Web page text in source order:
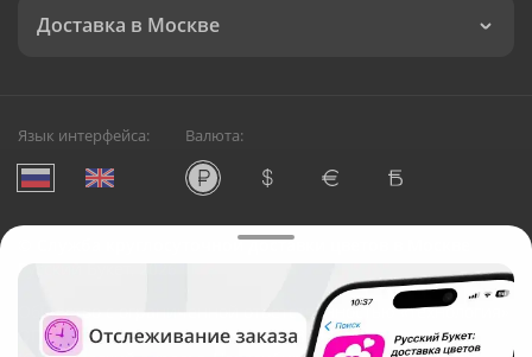
Доставка в Москве
Язык интерфейса: Валюта:
Служба круглосуточной доставки цветов в Москве
Русский Букет, 2026
Общество с ограниченной ответственностью «Технология»
ОГРН: 1195476081745, ИНН: 5410081997